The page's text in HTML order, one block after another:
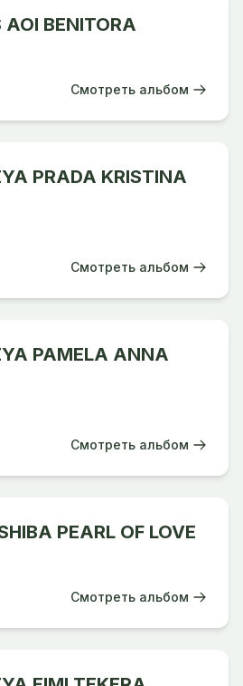
BENITORA
Смотреть альбом
PRADA KRISTINA
Смотреть альбом
PAMELA ANNA
Смотреть альбом
PEARL OF LOVE
Смотреть альбом